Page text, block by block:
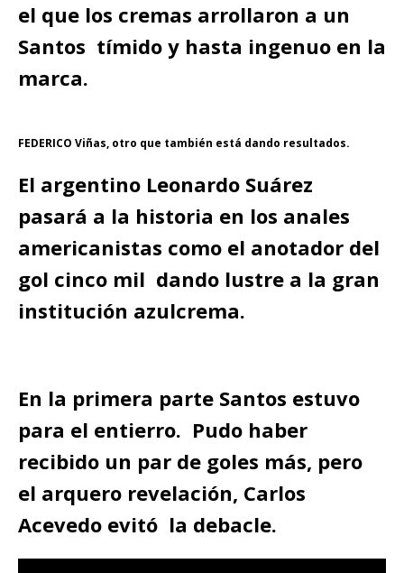
el que los cremas arrollaron a un
Santos tímido y hasta ingenuo en la
marca.
FEDERICO Viñas, otro que también está dando resultados.
El argentino Leonardo Suárez
pasará a la historia en los anales
americanistas como el anotador del
gol cinco mil dando lustre a la gran
institución azulcrema.
En la primera parte Santos estuvo
para el entierro. Pudo haber
recibido un par de goles más, pero
el arquero revelación, Carlos
Acevedo evitó la debacle.